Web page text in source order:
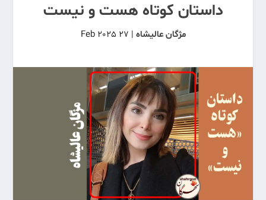
داستان کوتاه هست و نیست
مژگان عالیشاه |
27 Feb 2025